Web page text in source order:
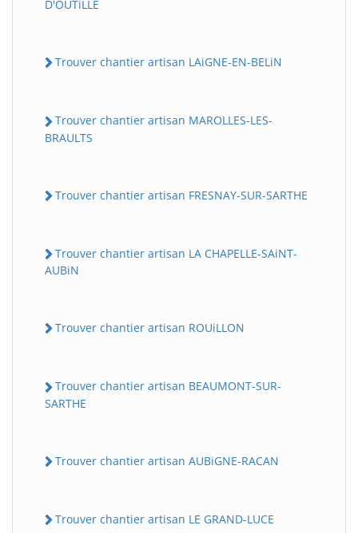
D'OUTiLLE
Trouver chantier artisan LAiGNE-EN-BELiN
Trouver chantier artisan MAROLLES-LES-
BRAULTS
Trouver chantier artisan FRESNAY-SUR-SARTHE
Trouver chantier artisan LA CHAPELLE-SAiNT-
AUBiN
Trouver chantier artisan ROUiLLON
Trouver chantier artisan BEAUMONT-SUR-
SARTHE
Trouver chantier artisan AUBiGNE-RACAN
Trouver chantier artisan LE GRAND-LUCE